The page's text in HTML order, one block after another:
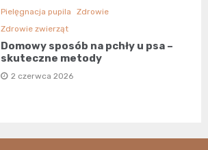
Pielęgnacja pupila
Zdrowie
Zdrowie zwierząt
Domowy sposób na pchły u psa –
skuteczne metody
2 czerwca 2026